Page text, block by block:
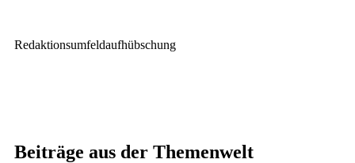
Redaktionsumfeldaufhübschung
Beiträge aus der Themenwelt